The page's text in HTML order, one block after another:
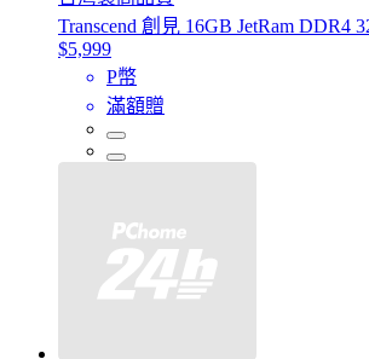
Transcend 創見 16GB JetRam DDR4
$5,999
P幣
滿額贈